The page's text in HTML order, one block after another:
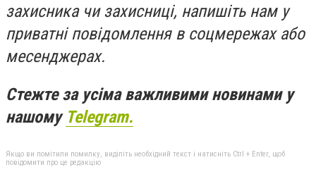
захисника чи захисниці, напишіть нам у
приватні повідомлення в соцмережах або
месенджерах.
Стежте за усіма важливими новинами у
нашому Telegram.
Якщо ви помітили помилку, виділіть необхідний текст і натисніть Ctrl + Enter, щоб
повідомити про це редакцію